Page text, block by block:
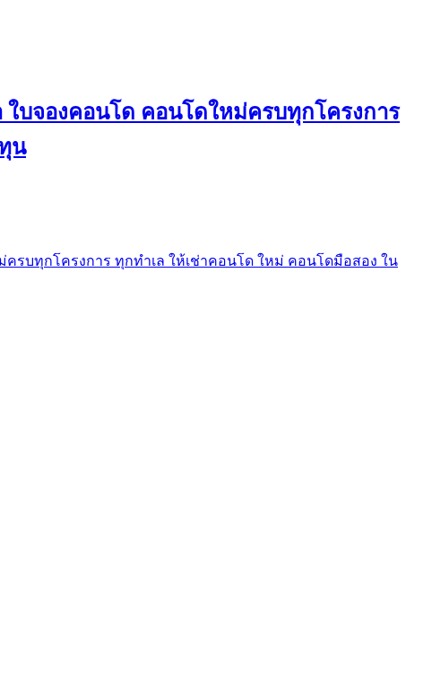
บจองคอนโด คอนโดใหม่ครบทุกโครงการ
น
รบทุกโครงการ ทุกทำเล ให้เช่าคอนโด ใหม่ คอนโดมือสอง ใน